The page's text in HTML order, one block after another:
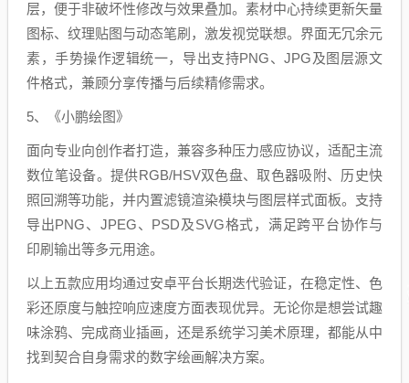
层，便于非破坏性修改与效果叠加。素材中心持续更新矢量
图标、纹理贴图与动态笔刷，激发视觉联想。界面无冗余元
素，手势操作逻辑统一，导出支持PNG、JPG及图层源文
件格式，兼顾分享传播与后续精修需求。
5、《小鹏绘图》
面向专业向创作者打造，兼容多种压力感应协议，适配主流
数位笔设备。提供RGB/HSV双色盘、取色器吸附、历史快
照回溯等功能，并内置滤镜渲染模块与图层样式面板。支持
导出PNG、JPEG、PSD及SVG格式，满足跨平台协作与
印刷输出等多元用途。
以上五款应用均通过安卓平台长期迭代验证，在稳定性、色
彩还原度与触控响应速度方面表现优异。无论你是想尝试趣
味涂鸦、完成商业插画，还是系统学习美术原理，都能从中
找到契合自身需求的数字绘画解决方案。